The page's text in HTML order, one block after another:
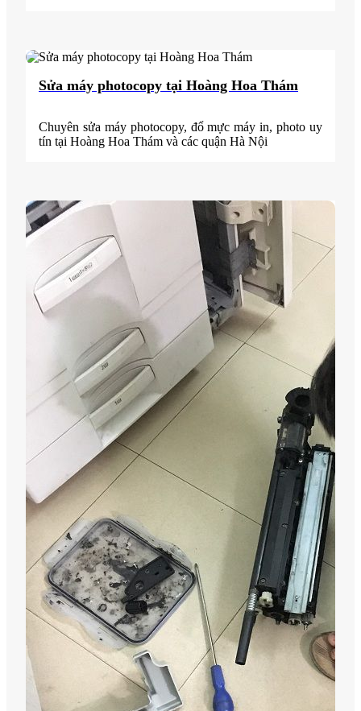
Sửa máy photocopy tại Hoàng Hoa Thám
Chuyên sửa máy photocopy, đổ mực máy in, photo uy
tín tại Hoàng Hoa Thám và các quận Hà Nội